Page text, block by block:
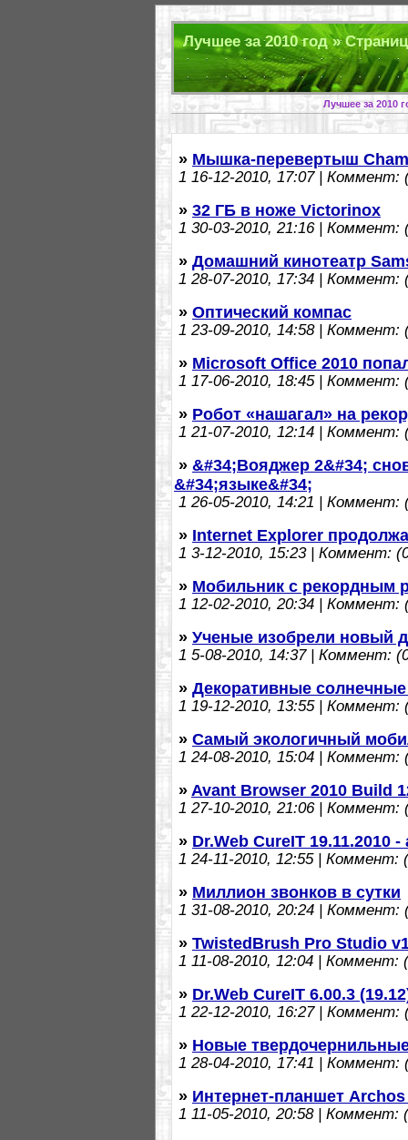
Лучшее за 2010 год »
Лучшее за 2010
» Мышка-перевертыш
1 16-12-2010, 17:07 | Коммент:
» 32 ГБ в ноже Victorinox
1 30-03-2010, 21:16 | Коммент:
» Домашний кинотеатр
1 28-07-2010, 17:34 | Коммент:
» Оптический компас
1 23-09-2010, 14:58 | Коммент:
» Microsoft Office 2010
1 17-06-2010, 18:45 | Коммент:
» Робот «нашагал» на
1 21-07-2010, 12:14 | Коммент:
» &#34;Вояджер 2&#34;
&#34;языке&#34;
1 26-05-2010, 14:21 | Коммент:
» Internet Explorer
1 3-12-2010, 15:23 | Коммент:
» Мобильник с рекордным
1 12-02-2010, 20:34 | Коммент:
» Ученые изобрели новый
1 5-08-2010, 14:37 | Коммент:
» Декоративные
1 19-12-2010, 13:55 | Коммент:
» Самый экологичный
1 24-08-2010, 15:04 | Коммент:
» Avant Browser 2010 Build
1 27-10-2010, 21:06 | Коммент:
» Dr.Web CureIT 19.11.2010
1 24-11-2010, 12:55 | Коммент:
» Миллион звонков в сутки
1 31-08-2010, 20:24 | Коммент:
» TwistedBrush Pro Studio
1 11-08-2010, 12:04 | Коммент:
» Dr.Web CureIT 6.00.3
1 22-12-2010, 16:27 | Коммент:
» Новые
1 28-04-2010, 17:41 | Коммент:
» Интернет-планшет Archos
1 11-05-2010, 20:58 | Коммент: